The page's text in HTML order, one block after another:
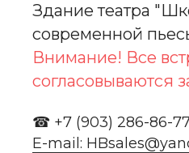
Здание театра
современной
Внимание! Все
согласовываются
☎ +7 (903) 286-86-
E-mail: